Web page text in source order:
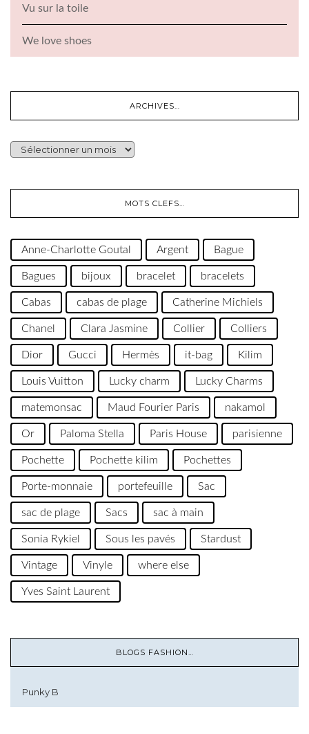
Vu sur la toile
We love shoes
ARCHIVES…
ARCHIVES…
MOTS CLEFS…
Anne-Charlotte Goutal Argent Bague
Bagues bijoux bracelet bracelets
Cabas cabas de plage Catherine Michiels
Chanel Clara Jasmine Collier Colliers
Dior Gucci Hermès it-bag Kilim
Louis Vuitton Lucky charm Lucky Charms
matemonsac Maud Fourier Paris nakamol
Or Paloma Stella Paris House parisienne
Pochette Pochette kilim Pochettes
Porte-monnaie portefeuille Sac
sac de plage Sacs sac à main
Sonia Rykiel Sous les pavés Stardust
Vintage Vinyle where else
Yves Saint Laurent
BLOGS FASHION…
Punky B